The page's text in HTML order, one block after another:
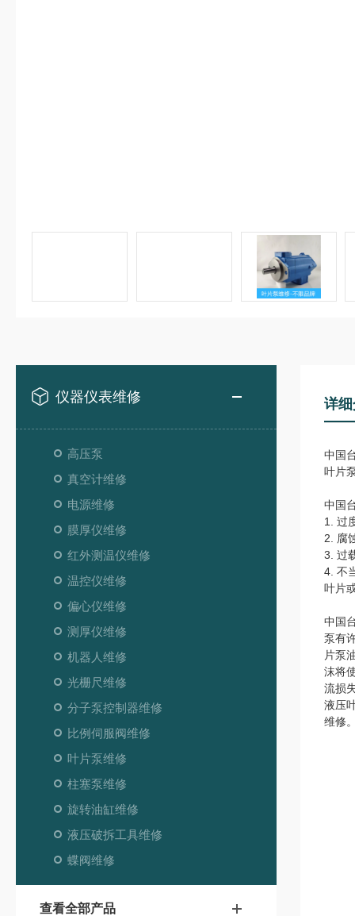
仪器仪表维修
高压泵
真空计维修
电源维修
膜厚仪维修
红外测温仪维修
温控仪维修
偏心仪维修
测厚仪维修
机器人维修
光栅尺维修
分子泵控制器维修
比例伺服阀维修
叶片泵维修
柱塞泵维修
旋转油缸维修
液压破拆工具维修
蝶阀维修
查看全部产品
详
中国
叶片
中国
1. 过
2. 腐
3. 过
4. 不
叶片
中国
泵有
片泵
沫将
流损
液压
维修